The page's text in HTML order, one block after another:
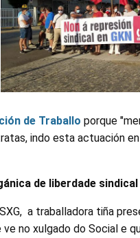
de Traballo porque
indo esta actuación
de liberdade sindical
a traballadora tiña
no xulgado do Social e